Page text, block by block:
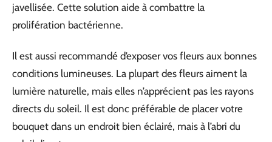
javellisée. Cette solution aide à combattre la
prolifération bactérienne.
Il est aussi recommandé d’exposer vos fleurs aux bonnes
conditions lumineuses. La plupart des fleurs aiment la
lumière naturelle, mais elles n’apprécient pas les rayons
directs du soleil. Il est donc préférable de placer votre
bouquet dans un endroit bien éclairé, mais à l’abri du